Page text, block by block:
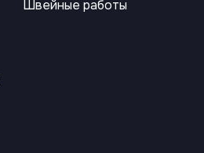
Швейные работы